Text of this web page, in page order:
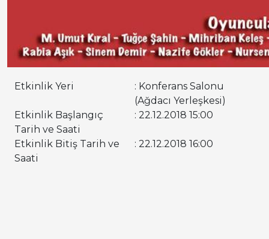
Etkinlik Yeri
: Konferans Salonu
(Ağdacı Yerleşkesi)
Etkinlik Başlangıç
Tarih ve Saati
: 22.12.2018 15:00
Etkinlik Bitiş Tarih ve
Saati
: 22.12.2018 16:00